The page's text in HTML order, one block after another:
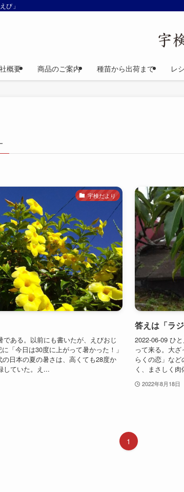
び」
概要 商品のご案内 種苗から出荷まで レ
宇検だより
ある。以前にも書いたが、えびおじ
「今日は30度に上がって暑かった！」
日本の夏の暑さは、高くても28度か
していた。え...
答えは「ラジ
2022-06-09 ひ
って来る。大
らくの恋」な
く、まさしく
2022年8月18日
1